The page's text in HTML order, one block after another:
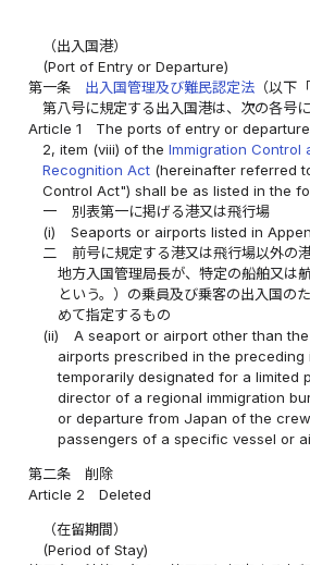
（出入国港）
(Port of Entry or Departure)
第一条
出入国管理及び難民認定法 （以下
第八号に規定する出入国港は、次の各号
Article 1
The ports of entry or
2, item (viii) of theImmigration Control
Recognition Act (hereinafter referred
Control Act") shall be as listed in the
一
別表第一に掲げる港又は飛行場
(i)
Seaports or airports listed in
二
前号に規定する港又は飛行場以外の
地方入国管理局長が、特定の船舶又は
という。）の乗員及び乗客の出入国の
めて指定するもの
(ii)
A seaport or airport other than
airports prescribed in the preceding
temporarily designated for a limited
director of a regional immigration
or departure from Japan of the
passengers of a specific vessel or
第二条
削除
Article 2
Deleted
（在留期間）
(Period of Stay)